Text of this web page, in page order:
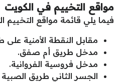
مواقع التخييم في الكويت
فيما يلي قائمة مواقع التخييم
مقابل النقطة الأمنية على
مدخل طريق أم صفق.
مدخل فروسية الفروانية.
الجسر الثاني طريق